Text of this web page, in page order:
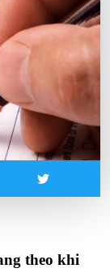
theo khi